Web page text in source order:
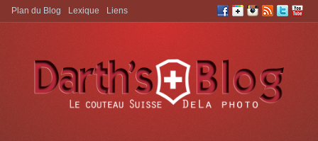
Plan du Blog Lexique Liens